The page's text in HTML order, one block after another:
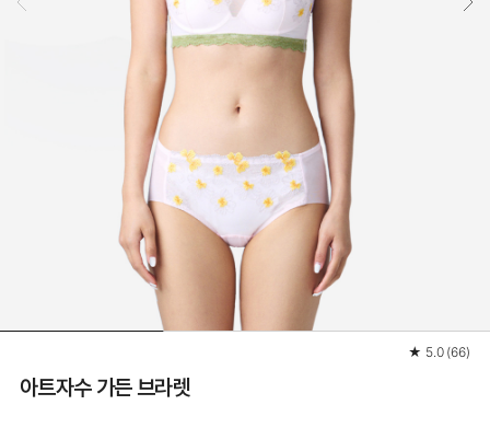
★ 5.0 (66)
아트자수 가든 브라렛